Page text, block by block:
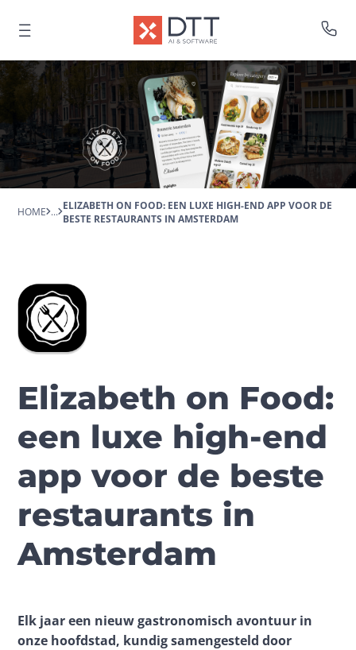
HOME ... ELIZABETH ON FOOD: EEN LUXE HIGH-END APP VOOR DE
BESTE RESTAURANTS IN AMSTERDAM
Elizabeth on Food:
een luxe high-end
app voor de beste
restaurants in
Amsterdam
Elk jaar een nieuw gastronomisch avontuur in
onze hoofdstad, kundig samengesteld door